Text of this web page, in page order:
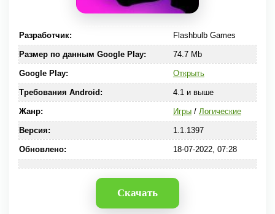
Разработчик: Flashbulb Games
Размер по данным Google Play: 74.7 Mb
Google Play: Открыть
Требования Android: 4.1 и выше
Жанр: Игры/ Логические
Версия: 1.1.1397
Обновлено: 18-07-2022, 07:28
Скачать